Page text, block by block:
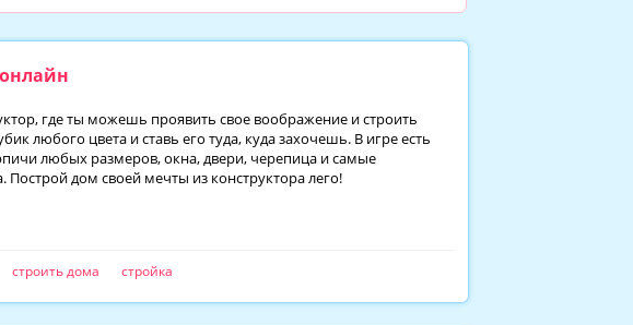
где ты можешь проявить свое воображение и строить
любого цвета и ставь его туда, куда захочешь. В игре есть
любых размеров, окна, двери, черепица и самые
дом своей мечты из конструктора лего!
строить дома стройка